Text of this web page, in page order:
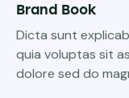
Brand Book
Dicta sunt
quia voluptas sit
dolore sed do